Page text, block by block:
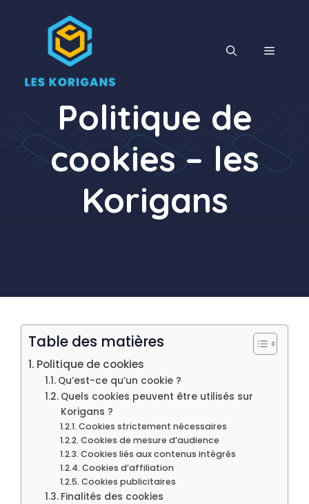
MENU
Politique de
cookies – les
Korigans
Table des matières
Politique de cookies
Qu’est-ce qu’un cookie ?
Quels cookies peuvent être utilisés sur
Korigans ?
Cookies strictement nécessaires
Cookies de mesure d’audience
Cookies liés aux contenus intégrés
Cookies d’affiliation
Cookies publicitaires
Finalités des cookies